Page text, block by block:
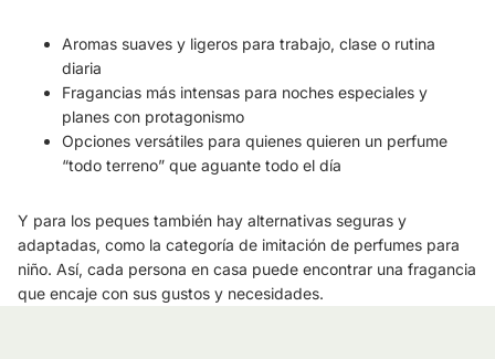
Aromas suaves y ligeros para trabajo, clase o rutina
diaria
Fragancias más intensas para noches especiales y
planes con protagonismo
Opciones versátiles para quienes quieren un perfume
“todo terreno” que aguante todo el día
Y para los peques también hay alternativas seguras y
adaptadas, como la categoría de imitación de perfumes para
niño. Así, cada persona en casa puede encontrar una fragancia
que encaje con sus gustos y necesidades.